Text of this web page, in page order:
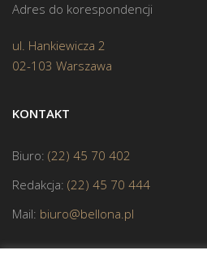
Adres do korespondencji
ul. Hankiewicza 2
02-103 Warszawa
KONTAKT
Biuro: (22) 45 70 402
Redakcja: (22) 45 70 444
Mail: biuro@bellona.pl